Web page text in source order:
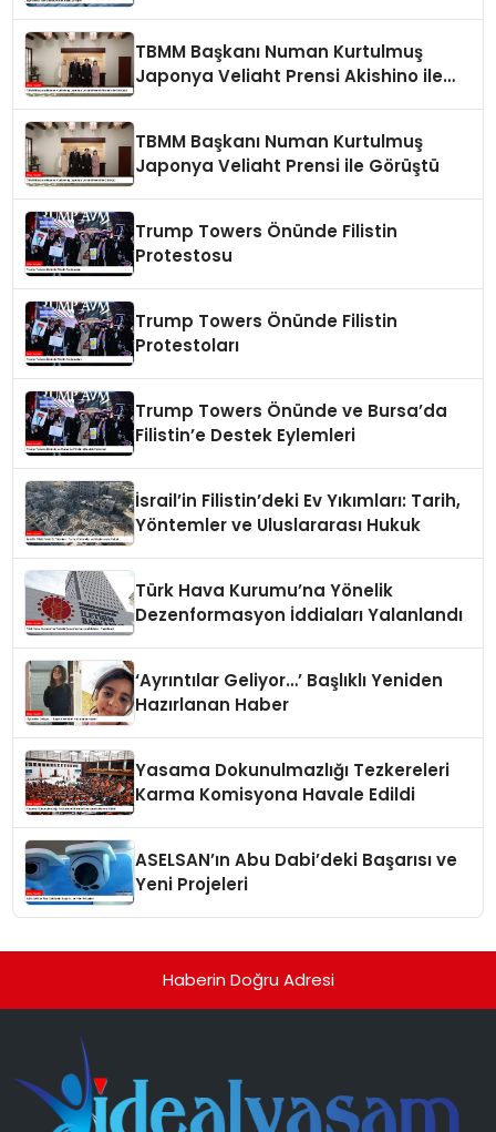
TBMM Başkanı Numan Kurtulmuş
Japonya Veliaht Prensi Akishino ile
TBMM Başkanı Numan Kurtulmuş
Japonya Veliaht Prensi ile Görüştü
Trump Towers Önünde Filistin
Protestosu
Trump Towers Önünde Filistin
Protestoları
Trump Towers Önünde ve Bursa’da
Filistin’e Destek Eylemleri
İsrail’in Filistin’deki Ev Yıkımları: Tarih,
Yöntemler ve Uluslararası Hukuk
Türk Hava Kurumu’na Yönelik
Dezenformasyon İddiaları Yalanlandı
‘Ayrıntılar Geliyor…’ Başlıklı Yeniden
Hazırlanan Haber
Yasama Dokunulmazlığı Tezkereleri
Karma Komisyona Havale Edildi
ASELSAN’ın Abu Dabi’deki Başarısı ve
Yeni Projeleri
Haberin Doğru Adresi